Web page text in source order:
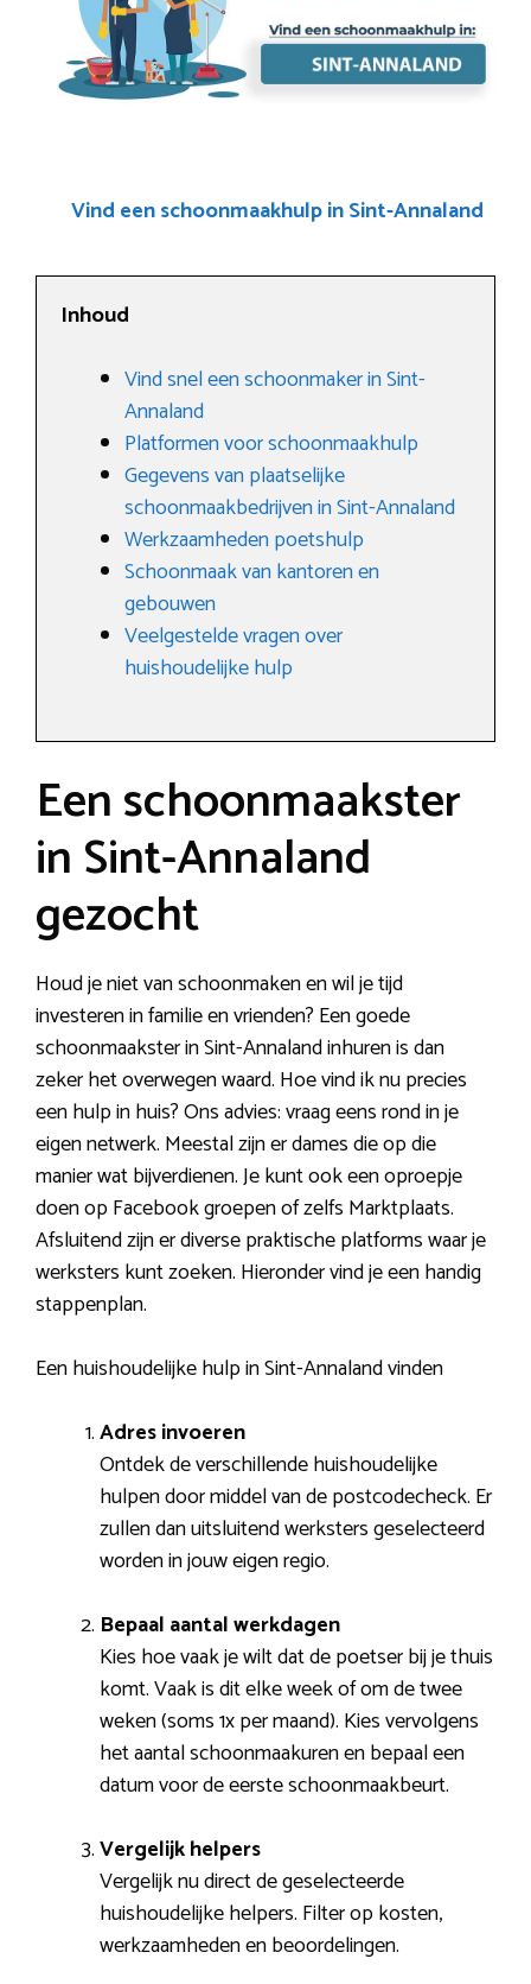
Vind een schoonmaakhulp in Sint-Annaland
Inhoud
Vind snel een schoonmaker in Sint-
Annaland
Platformen voor schoonmaakhulp
Gegevens van plaatselijke
schoonmaakbedrijven in Sint-Annaland
Werkzaamheden poetshulp
Schoonmaak van kantoren en
gebouwen
Veelgestelde vragen over
huishoudelijke hulp
Een schoonmaakster
in Sint-Annaland
gezocht
Houd je niet van schoonmaken en wil je tijd
investeren in familie en vrienden? Een goede
schoonmaakster in Sint-Annaland inhuren is dan
zeker het overwegen waard. Hoe vind ik nu precies
een hulp in huis? Ons advies: vraag eens rond in je
eigen netwerk. Meestal zijn er dames die op die
manier wat bijverdienen. Je kunt ook een oproepje
doen op Facebook groepen of zelfs Marktplaats.
Afsluitend zijn er diverse praktische platforms waar je
werksters kunt zoeken. Hieronder vind je een handig
stappenplan.
Een huishoudelijke hulp in Sint-Annaland vinden
Adres invoeren
Ontdek de verschillende huishoudelijke
hulpen door middel van de postcodecheck. Er
zullen dan uitsluitend werksters geselecteerd
worden in jouw eigen regio.
Bepaal aantal werkdagen
Kies hoe vaak je wilt dat de poetser bij je thuis
komt. Vaak is dit elke week of om de twee
weken (soms 1x per maand). Kies vervolgens
het aantal schoonmaakuren en bepaal een
datum voor de eerste schoonmaakbeurt.
Vergelijk helpers
Vergelijk nu direct de geselecteerde
huishoudelijke helpers. Filter op kosten,
werkzaamheden en beoordelingen.